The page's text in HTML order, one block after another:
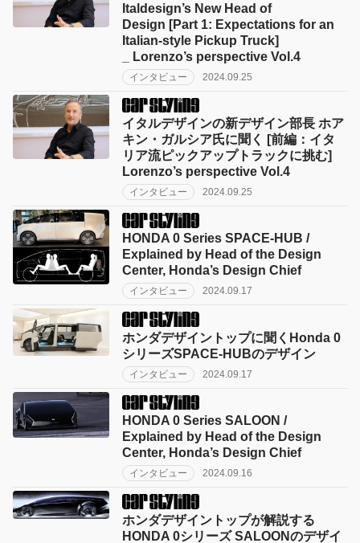
Italdesign’s New Head of
Design [Part 1: Expectations for an
Italian-style Pickup Truck]
_ Lorenzo’s perspective Vol.4
インタビュー 2024.09.25
イタルデザインの新デザイン部長 ホア
キン・ガルシア氏に聞く [前編：イタ
リア流ピックアップトラックに挑む]
Lorenzo’s perspective Vol.4
インタビュー 2024.09.25
HONDA 0 Series SPACE-HUB /
Explained by Head of the Design
Center, Honda’s Design Chief
インタビュー 2024.09.17
ホンダデザイントップに聞くHonda 0
シリーズSPACE-HUBのデザイン
インタビュー 2024.09.17
HONDA 0 Series SALOON /
Explained by Head of the Design
Center, Honda’s Design Chief
インタビュー 2024.09.16
ホンダデザイントップが解説する
HONDA 0シリーズ SALOONのデザイ